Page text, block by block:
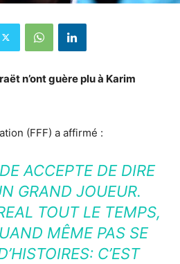
n’ont guère plu à Karim
(FFF) a affirmé :
ACCEPTE DE DIRE
GRAND JOUEUR.
TOUT LE TEMPS,
MÊME PAS SE
C’EST